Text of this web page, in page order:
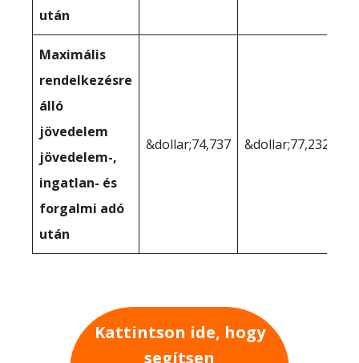
után
Maximális
rendelkezésre
álló
jövedelem
jövedelem-,
ingatlan- és
forgalmi adó
után
&dollar;74,737 &dollar;77,232
Kattintson ide, hogy
segítsen